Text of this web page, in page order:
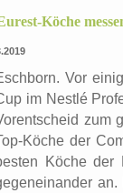
Köche
Vor
im Nestlé
zum
Köche der
Köche der
an.